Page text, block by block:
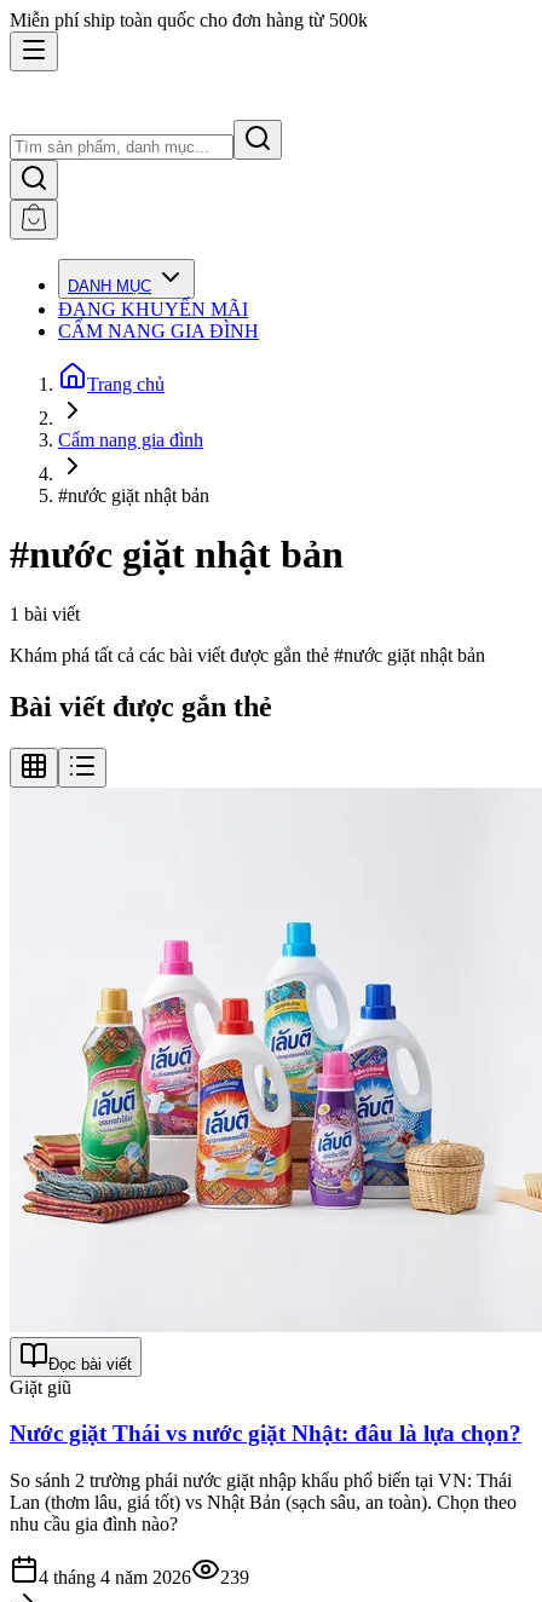
Miễn phí ship toàn quốc cho đơn hàng từ 500k
DANH MỤC
ĐANG KHUYẾN MÃI
CẨM NANG GIA ĐÌNH
Trang chủ
Cẩm nang gia đình
#nước giặt nhật bản
#nước giặt nhật bản
1 bài viết
Khám phá tất cả các bài viết được gắn thẻ #nước giặt nhật bản
Bài viết được gắn thẻ
Đọc bài viết
Giặt giũ
Nước giặt Thái vs nước giặt Nhật: đâu là lựa chọn?
So sánh 2 trường phái nước giặt nhập khẩu phổ biến tại VN: Thái
Lan (thơm lâu, giá tốt) vs Nhật Bản (sạch sâu, an toàn). Chọn theo
nhu cầu gia đình nào?
4 tháng 4 năm 2026 239